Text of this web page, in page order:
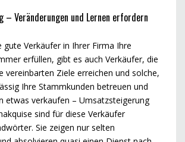
– Veränderungen und Lernen erfordern
gute Verkäufer in Ihrer Firma Ihre
erfüllen, gibt es auch Verkäufer, die
vereinbarten Ziele erreichen und solche,
Ihre Stammkunden betreuen und
etwas verkaufen – Umsatzsteigerung
sind für diese Verkäufer
Sie zeigen nur selten